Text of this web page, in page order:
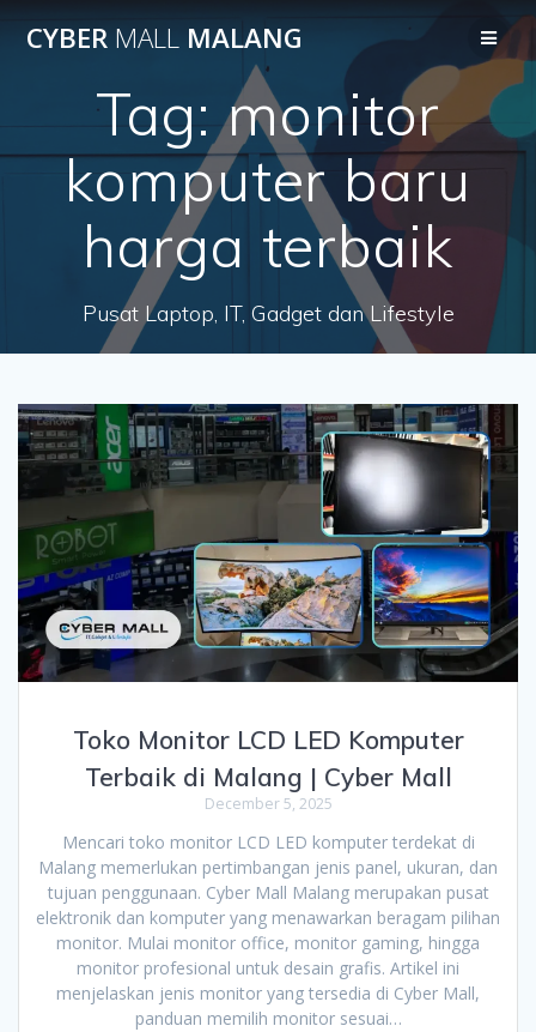
to
content
CYBER MALL MALANG
Tag:monitor
komputer baru
harga terbaik
Pusat Laptop, IT, Gadget dan Lifestyle
Toko Monitor LCD LED Komputer
Terbaik di Malang | Cyber Mall
December 5, 2025
Mencari toko monitor LCD LED komputer terdekat di
Malang memerlukan pertimbangan jenis panel, ukuran, dan
tujuan penggunaan. Cyber Mall Malang merupakan pusat
elektronik dan komputer yang menawarkan beragam pilihan
monitor. Mulai monitor office, monitor gaming, hingga
monitor profesional untuk desain grafis. Artikel ini
menjelaskan jenis monitor yang tersedia di Cyber Mall,
panduan memilih monitor sesuai…